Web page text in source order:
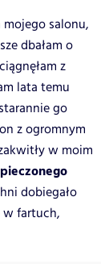
mojego salonu,
dbałam o
z
lata temu
go
z ogromnym
w moim
dobiegało
w fartuch,